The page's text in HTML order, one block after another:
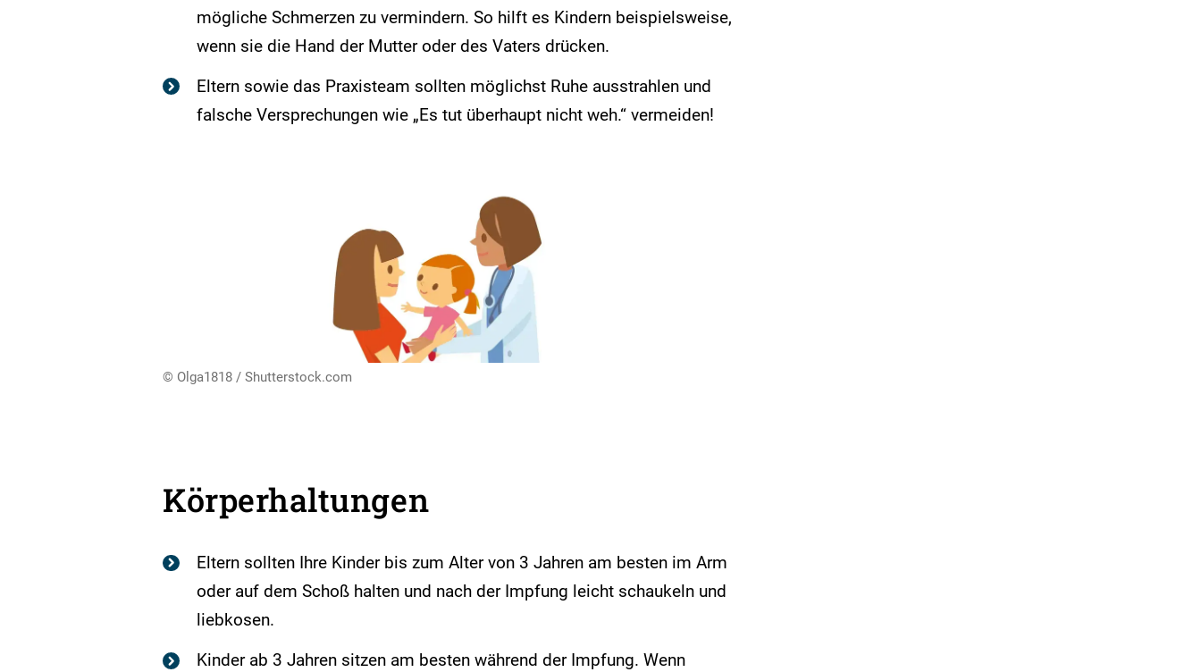
mögliche Schmerzen zu vermindern. So hilft es Kindern beispielsweise,
wenn sie die Hand der Mutter oder des Vaters drücken.
Eltern sowie das Praxisteam sollten möglichst Ruhe ausstrahlen und
falsche Versprechungen wie „Es tut überhaupt nicht weh.“ vermeiden!
© Olga1818 / Shutterstock.com
Körperhaltungen
Eltern sollten Ihre Kinder bis zum Alter von 3 Jahren am besten im Arm
oder auf dem Schoß halten und nach der Impfung leicht schaukeln und
liebkosen.
Kinder ab 3 Jahren sitzen am besten während der Impfung. Wenn